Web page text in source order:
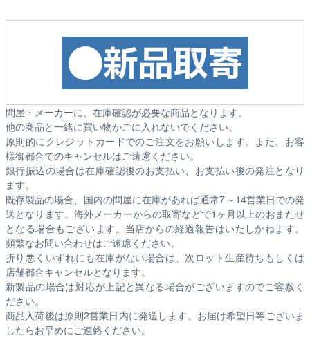
問屋・メーカーに、在庫確認が必要な商品となります。
他の商品と一緒に買い物かごに入れないでください。
原則的にクレジットカードでのご注文をお願いします。また、お客
様御都合でのキャンセルはご遠慮ください。
銀行振込の場合は在庫確認後のお支払い、お支払い後の発注となり
ます。
既存製品の場合、国内の問屋に在庫があれば通常7～14営業日での発
送となります。海外メーカーからの取寄などで1ヶ月以上のおまたせ
となる場合もございます。 当店からの経過報告はいたしかねます。
頻繁なお問い合わせはご遠慮ください。
折り悪くいずれにも在庫がない場合は、次ロット生産待ちもしくは
店舗都合キャンセルとなります。
新製品の場合は対応が上記と異なる場合がございますのでご容赦く
ださい。
商品入荷後は原則2営業日内に発送します。お届け希望日等ございま
したらお早めにご連絡ください。